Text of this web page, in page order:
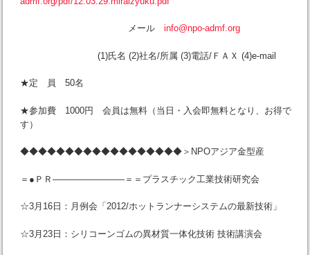
メール info@npo-admf.org
(1)氏名 (2)社名/所属 (3)電話/ＦＡＸ (4)e-mail
★定 員 50名
★参加費 1000円 会員は無料（当日・入会即無料となり、お得で
す）
◆◆◆◆◆◆◆◆◆◆◆◆◆◆◆◆◆◆＞NPOアジア金型産
＝●ＰＲ————————＝＝プラスチック工業技術研究会
☆3月16日：月例会「2012/ホットランナーシステムの最新技術」
☆3月23日：シリコーンゴムの異材質一体化技術 技術講演会